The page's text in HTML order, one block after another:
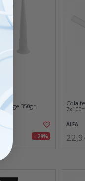
beige 350gr.
- 29%
Cola
ALFA